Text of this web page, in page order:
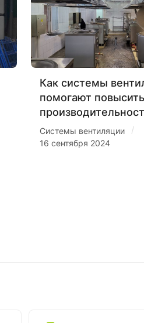
Как системы
помогают повысить
Системы вентиляции /
16 сентября 2024